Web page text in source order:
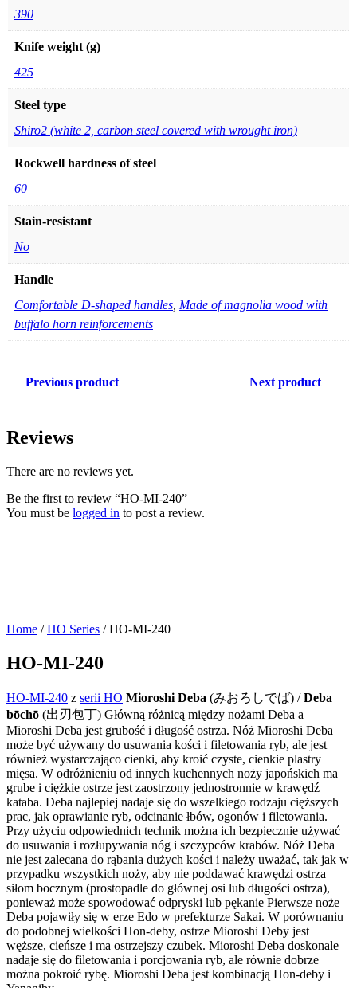
390
Knife weight (g)
425
Steel type
Shiro2 (white 2, carbon steel covered with wrought iron)
Rockwell hardness of steel
60
Stain-resistant
No
Handle
Comfortable D-shaped handles Made of magnolia wood with
buffalo horn reinforcements
Previous product Next product
Reviews
There are no reviews yet.
Be the first to review “HO-MI-240”
You must be logged in to post a review.
Home /HO Series / HO-MI-240
HO-MI-240
HO-MI-240 z serii HO Mioroshi Deba (みおろしでば) /Deba
bōchō (出刃包丁) Główną różnicą między nożami Deba a
Mioroshi Deba jest grubość i długość ostrza. Nóż Mioroshi Deba
może być używany do usuwania kości i filetowania ryb, ale jest
również wystarczająco cienki, aby kroić czyste, cienkie plastry
mięsa. W odróżnieniu od innych kuchennych noży japońskich ma
grube i ciężkie ostrze jest zaostrzony jednostronnie w krawędź
kataba. Deba najlepiej nadaje się do wszelkiego rodzaju cięższych
prac, jak oprawianie ryb, odcinanie łbów, ogonów i filetowania.
Przy użyciu odpowiednich technik można ich bezpiecznie używać
do usuwania i rozłupywania nóg i szczypców krabów. Nóż Deba
nie jest zalecana do rąbania dużych kości i należy uważać, tak jak w
przypadku wszystkich noży, aby nie poddawać krawędzi ostrza
siłom bocznym (prostopadle do głównej osi lub długości ostrza),
ponieważ może spowodować odpryski lub pękanie Pierwsze noże
Deba pojawiły się w erze Edo w prefekturze Sakai. W porównaniu
do podobnej wielkości Hon-deby, ostrze Mioroshi Deby jest
węższe, cieńsze i ma ostrzejszy czubek. Mioroshi Deba doskonale
nadaje się do filetowania i porcjowania ryb, ale równie dobrze
można pokroić rybę. Mioroshi Deba jest kombinacją Hon-deby i